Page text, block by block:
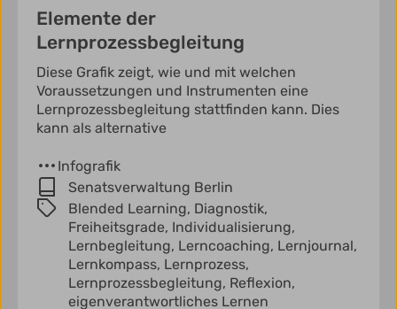
Elemente der
Lernprozessbegleitung
Diese Grafik zeigt, wie und mit welchen
Voraussetzungen und Instrumenten eine
Lernprozessbegleitung stattfinden kann. Dies
kann als alternative
Infografik
Senatsverwaltung Berlin
Blended Learning, Diagnostik,
Freiheitsgrade, Individualisierung,
Lernbegleitung, Lerncoaching, Lernjournal,
Lernkompass, Lernprozess,
Lernprozessbegleitung, Reflexion,
eigenverantwortliches Lernen